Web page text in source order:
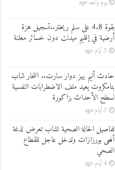
يوم واحد ago
بقوة 4.8 على سلم ريختر..تسجيل هزة
أرضية في إقليم ميدلت دون خسائر معلنة
3 أيام ago
حادث أليم يهز دوار سارت.. انتحار شاب
بتامكروت يعيد ملف الاضطرابات النفسية
لسطح الأحداث بزاكورة
3 أيام ago
تفاصيل الحالة الصحية لشاب تعرض لدغة
أفعى بورزازات وتدخل عاجل للقطاع
الصحي
4 أيام ago